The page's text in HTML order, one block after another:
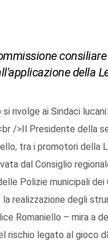
della
si rivolge ai Sindaci
/>Il Presidente della
tra i promotori
dal Consiglio
Polizie municipali
realizzazione degli
Romaniello – mira a
rischio legato al gioco